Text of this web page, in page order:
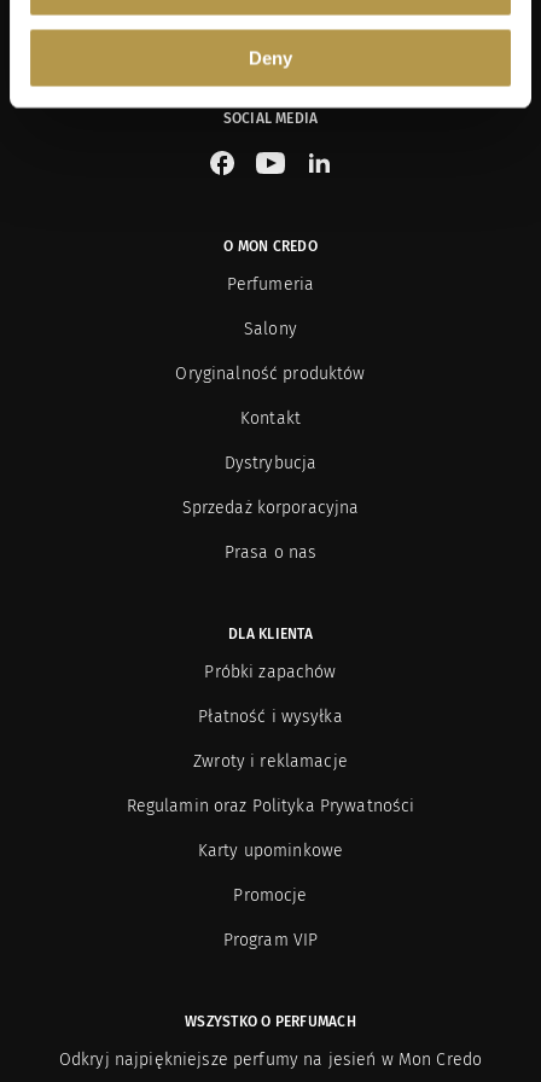
Deny
oferowanych przez sklep internetowy www.moncredo.pl za pomocą
SOCIAL MEDIA
See our Facebook
See our YouTube channel
See our LinkedIn
O MON CREDO
Perfumeria
Salony
Oryginalność produktów
Kontakt
Dystrybucja
Sprzedaż korporacyjna
Prasa o nas
DLA KLIENTA
Próbki zapachów
Płatność i wysyłka
Zwroty i reklamacje
Regulamin oraz Polityka Prywatności
Karty upominkowe
Promocje
Program VIP
WSZYSTKO O PERFUMACH
Odkryj najpiękniejsze perfumy na jesień w Mon Credo